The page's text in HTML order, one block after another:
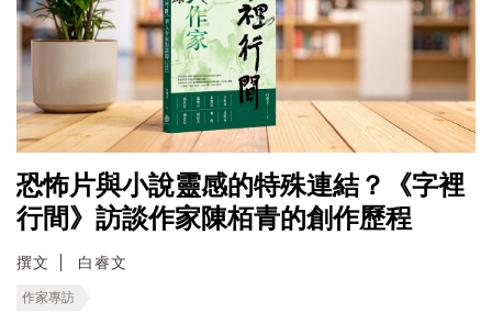
恐怖片與小說靈感的特殊連結？《字裡
行間》訪談作家陳栢青的創作歷程
撰文 白睿文
作家專訪